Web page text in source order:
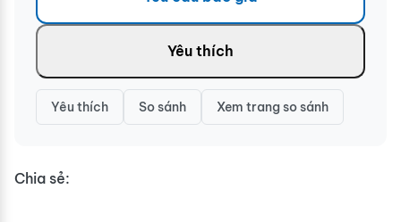
Yêu thích
Yêu thích So sánh Xem trang so sánh
Chia sẻ: